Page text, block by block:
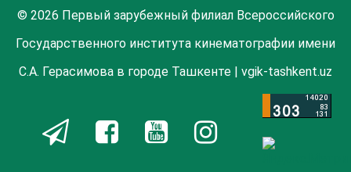
© 2026 Первый зарубежный филиал Всероссийского
Государственного института кинематографии имени
С.А. Герасимова в городе Ташкенте | vgik-tashkent.uz